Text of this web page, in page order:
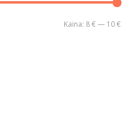
Kaina: 8 €— 10 €